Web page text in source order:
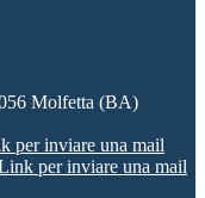
Molfetta (BA)
per inviare una mail
per inviare una mail